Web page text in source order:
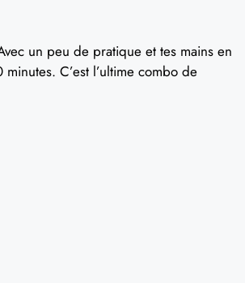
un peu de pratique et tes mains en
C’est l’ultime combo de